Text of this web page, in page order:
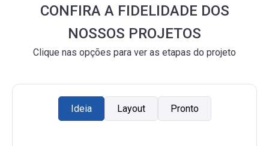
CONFIRA A FIDELIDADE DOS
NOSSOS PROJETOS
Clique nas opções para ver as etapas do projeto
Ideia Layout Pronto